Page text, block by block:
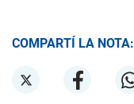
COMPARTÍ LA NOTA: